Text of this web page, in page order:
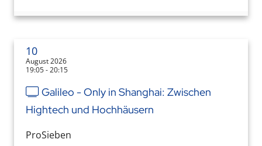
10
August 2026
19:05 - 20:15
Galileo - Only in Shanghai: Zwischen
Hightech und Hochhäusern
ProSieben